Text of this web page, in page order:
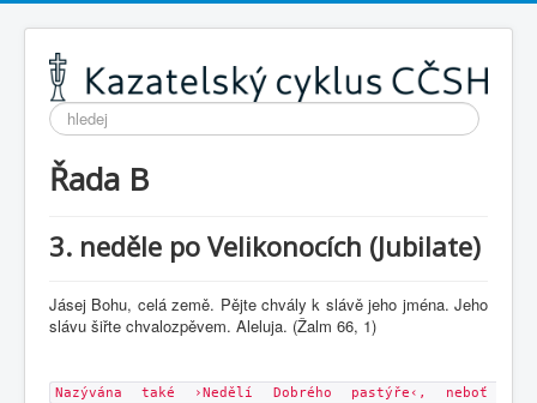
Vyhledávání...
Řada B
3. neděle po Velikonocích (Jubilate)
Jásej Bohu, celá země. Pějte chvály k slávě jeho jména. Jeho
slávu šiřte chvalozpěvem. Aleluja. (Žalm 66, 1)
Nazývána také ›Nedělí Dobrého pastýře‹, neboť